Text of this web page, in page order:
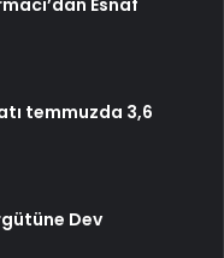
temmuzda 3,6
Dev